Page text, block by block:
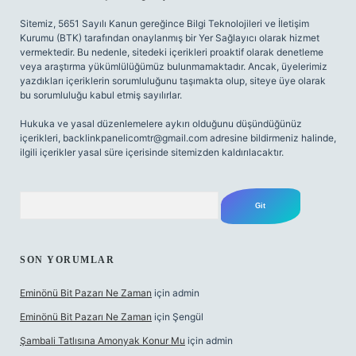
Sitemiz, 5651 Sayılı Kanun gereğince Bilgi Teknolojileri ve İletişim
Kurumu (BTK) tarafından onaylanmış bir Yer Sağlayıcı olarak hizmet
vermektedir. Bu nedenle, sitedeki içerikleri proaktif olarak denetleme
veya araştırma yükümlülüğümüz bulunmamaktadır. Ancak, üyelerimiz
yazdıkları içeriklerin sorumluluğunu taşımakta olup, siteye üye olarak
bu sorumluluğu kabul etmiş sayılırlar.
Hukuka ve yasal düzenlemelere aykırı olduğunu düşündüğünüz
içerikleri, backlinkpanelicomtr@gmail.com adresine bildirmeniz halinde,
ilgili içerikler yasal süre içerisinde sitemizden kaldırılacaktır.
SON YORUMLAR
Eminönü Bit Pazarı Ne Zaman için admin
Eminönü Bit Pazarı Ne Zaman için Şengül
Şambali Tatlısına Amonyak Konur Mu için admin